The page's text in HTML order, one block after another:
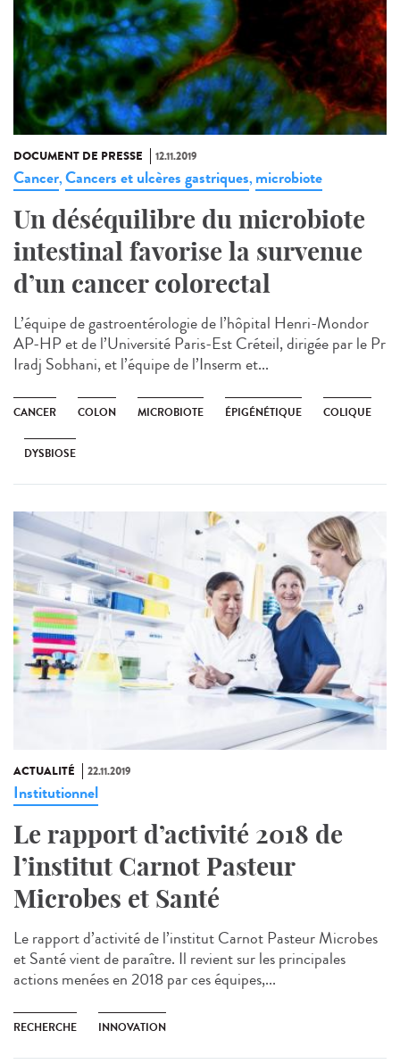
DOCUMENT DE PRESSE 12.11.2019
Cancer,Cancers et ulcères gastriques, microbiote
Un déséquilibre du microbiote
intestinal favorise la survenue
d’un cancer colorectal
L’équipe de gastroentérologie de l’hôpital Henri-Mondor
AP-HP et de l’Université Paris-Est Créteil, dirigée par le Pr
Iradj Sobhani, et l’équipe de l’Inserm et...
CANCER COLON MICROBIOTE ÉPIGÉNÉTIQUE COLIQUE
DYSBIOSE
ACTUALITÉ 22.11.2019
Institutionnel
Le rapport d’activité 2018 de
l’institut Carnot Pasteur
Microbes et Santé
Le rapport d’activité de l’institut Carnot Pasteur Microbes
et Santé vient de paraître. Il revient sur les principales
actions menées en 2018 par ces équipes,...
RECHERCHE INNOVATION